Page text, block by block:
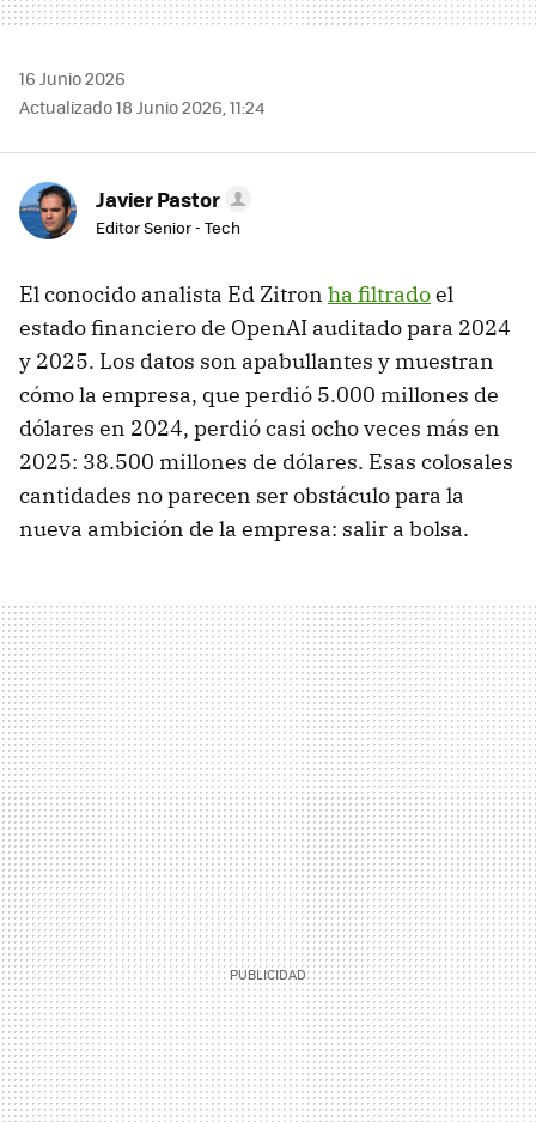
16 Junio 2026
Actualizado 18 Junio 2026, 11:24
Javier Pastor
Editor Senior - Tech
El conocido analista Ed Zitron ha filtradoel
estado financiero de OpenAI auditado para 2024
y 2025. Los datos son apabullantes y muestran
cómo la empresa, que perdió 5.000 millones de
dólares en 2024, perdió casi ocho veces más en
2025: 38.500 millones de dólares. Esas colosales
cantidades no parecen ser obstáculo para la
nueva ambición de la empresa: salir a bolsa.